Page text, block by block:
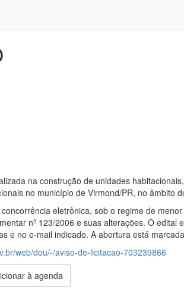
na construção de unidades
no município de Virmond/PR, no âmbito
eletrônica, sob o regime de
nº 123/2006 e suas alterações. O
e no e-mail indicado. A abertura está
web/dou/-/aviso-de-licitacao-703239866
à agenda